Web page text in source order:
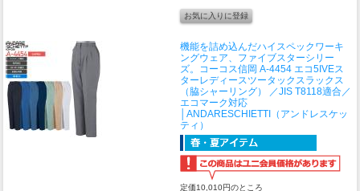
機能を詰め込んだハイスペックワーキ
ングウェア、ファイブスターシリー
ズ。 コーコス信岡 A-4454 エコ5IVEス
ターレディースツータックスラックス
（脇シャーリング） ／JIS T8118適合／
エコマーク対応
│ANDARESCHIETTI（アンドレスケッ
ティ）
定価10,010円のところ